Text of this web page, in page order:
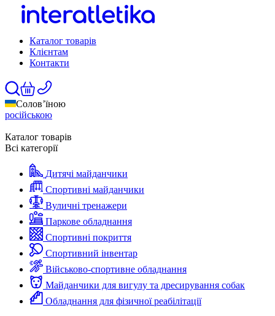
Каталог товарів
Клієнтам
Контакти
Солов’їною
російською
Каталог товарів
Всі категорії
Дитячі майданчики
Спортивні майданчики
Вуличні тренажери
Паркове обладнання
Спортивні покриття
Спортивний інвентар
Військово-спортивне обладнання
Майданчики для вигулу та дресирування собак
Обладнання для фізичної реабілітації